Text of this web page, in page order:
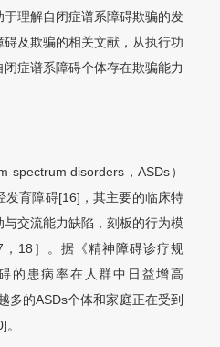
理解自闭症谱系障碍欺骗的发
及欺骗的相关文献，从执行功
症谱系障碍个体存在欺骗能力
spectrum disorders，ASDs）
发育障碍[16]，其主要的临床特
交流能力缺陷，刻板的行为模
18］。据《精神障碍诊疗规
的患病率在人群中日益增高
多的ASDs个体和家庭正在受到